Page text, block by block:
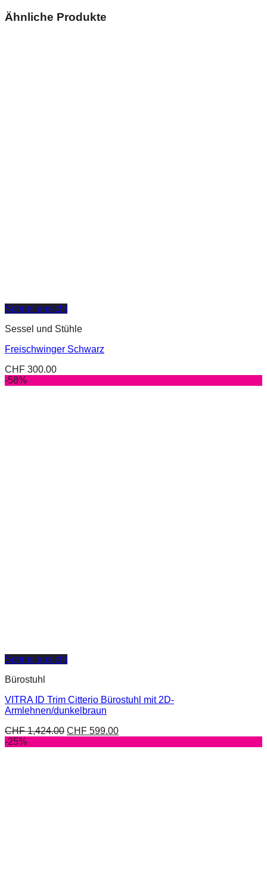
Ähnliche Produkte
Schnellansicht
Sessel und Stühle
Freischwinger Schwarz
CHF 300.00
-58%
Schnellansicht
Bürostuhl
VITRA ID Trim Citterio Bürostuhl mit 2D-
Armlehnen/dunkelbraun
CHF1,424.00 CHF 599.00
-25%